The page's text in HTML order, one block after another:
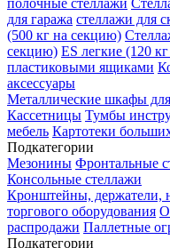
полочные стеллажи
для гаража стеллажи для
(500 кг на секцию)
секцию) ES легкие (120
пластиковыми ящиками
аксессуары
Металлические шкафы для
Кассетницы Тумбы
мебель Картотеки
Подкатегории
Мезонины Фронтальные
Консольные стеллажи
Кронштейны, держатели,
торгового оборудования
распродажи Паллетные
Подкатегории